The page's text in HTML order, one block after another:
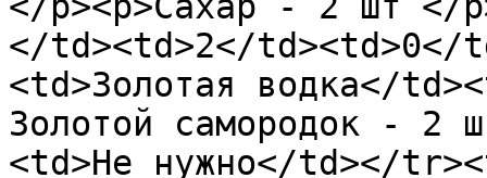
</td><td>2</
<td>Золотая водка</
Золотой самородок - 2
<td>Не нужно</td></